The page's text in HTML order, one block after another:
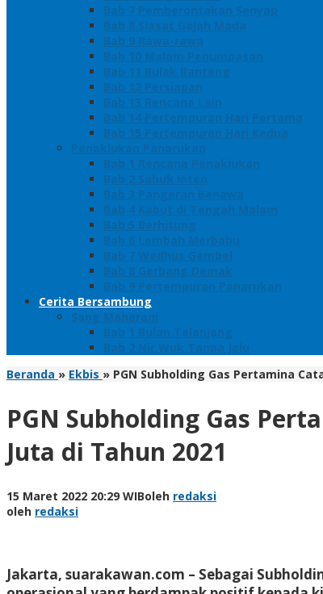
Bab 7 Pemberontakan Senyap
Bab 8 Siasat Gajah Mada
Bab 9 Rawa-rawa
Bab 10 Malam Penumpasan
Bab 11 Bulak Banteng
Bab 12 Persiapan
Bab 13 Rencana Lain
Bab 14 Pertempuran Hari Pertama
Bab 15 Pertempuran Hari Kedua
Penaklukan Panarukan
Bab 1 Rencana Penaklukan
Bab 2 Sabuk Inten
Bab 3 Pangeran Benawa
Bab 4 Kabut di Tengah Malam
Bab 5 Berhitung
Bab 6 Lembah Merbabu
Bab 7 Wedhus Gembel
Bab 8 Gerbang Demak
Bab 9 Pertempuran Panarukan
Cerita Bersambung
Sang Maharani
Bab 1 Bulan Telanjang
Bab 2 Nir Wuk Tanpa Jalu
Beranda » Ekbis » PGN Subholding Gas Pertamina
PGN Subholding Gas
Juta di Tahun 2021
15 Maret 2022 20:29 WIBoleh redaksi
oleh redaksi
Jakarta, suarakawan.com – Sebagai